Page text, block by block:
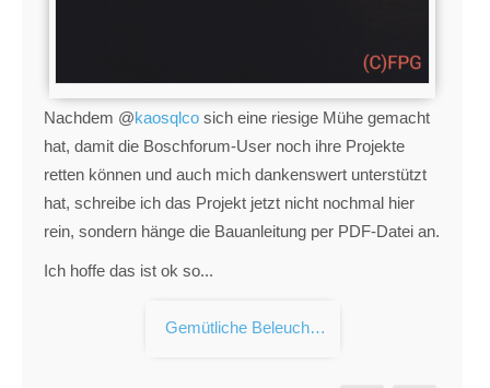
Nachdem @kaosqlco sich eine riesige Mühe gemacht
hat, damit die Boschforum-User noch ihre Projekte
retten können und auch mich dankenswert unterstützt
hat, schreibe ich das Projekt jetzt nicht nochmal hier
rein, sondern hänge die Bauanleitung per PDF-Datei an.
Ich hoffe das ist ok so...
Gemütliche Beleuchtung Würfellampe.pdf